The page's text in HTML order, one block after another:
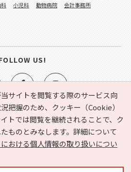
サイトを閲覧する際のサービス向
把握のため、クッキー（Cookie）
トでは閲覧を継続されることで、ク
ものとみなします。詳細について
における個人情報の取り扱いについ
とは？ お気に入り
ヘルプ
取り扱いについて
運営会社
告掲載に関するお問い合わせ
科 小児科 動物病院
会計事務所
US!